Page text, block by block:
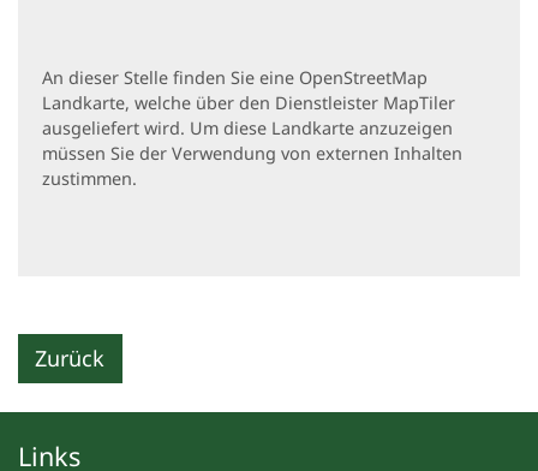
An dieser Stelle finden Sie eine OpenStreetMap
Landkarte, welche über den Dienstleister MapTiler
ausgeliefert wird. Um diese Landkarte anzuzeigen
müssen Sie der Verwendung von externen Inhalten
zustimmen.
Zurück
Links